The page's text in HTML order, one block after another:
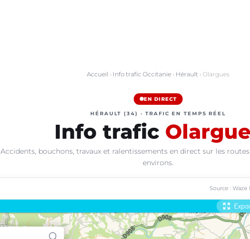
Accueil › Info trafic Occitanie › Hérault › Olargues
EN DIRECT
HÉRAULT (34) · TRAFIC EN TEMPS RÉEL
Info trafic
Accidents, bouchons, travaux et ralentissements en direct sur les
environs.
Source : Waze